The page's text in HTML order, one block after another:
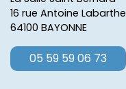
16 rue Antoine Labarthe
64100 BAYONNE
05 59 59 06 73